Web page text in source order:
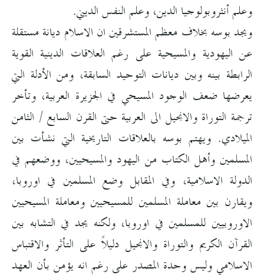
وعلم أنثروبولوجيا الدين، وعلم النفس الديني.
ويجد بوسه بخلاف معظم المستشرقين ان الاسلام ديانة مستقلة
عن اليهودية والمسيحية على رغم العلاقات الدينية القوية
الرابطة بينه وبين ديانات التوحيد السابقة، ومن الأدلة التي
يعرضها ضعف الوجود المسيحي في الجزيرة العربية، وتأخر
ترجمة التوراة والانجيل الى العربية حتى القرن السابع / الثامن
الميلادي. ويهتم بوسه بالعلاقات التاريخية التي نشأت بين
المسلمين وأهل الكتاب من اليهود والمسيحيين، ووضعهم في
الدولة الاسلامية، وفي المقابل وضع المسلمين في اوروبا،
ويقارن بين معاملة المسلمين للمسيحيين ومعاملة المسيحيين
الاوروبيين للمسلمين في اوروبا، ولكنه يجد في التشابه بين
القرآن الكريم والتوراة والانجيل دليلاً على التأثر والاقتباس
الاسلامي وليس وحدة المصدر على رغم انه يؤمن بأن العهد